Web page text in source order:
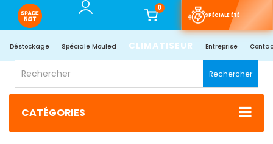
0
SPÉCIALE ÉTÉ
Déstockage Spéciale Mouled CLIMATISEUR Entreprise
Rechercher
CATÉGORIES